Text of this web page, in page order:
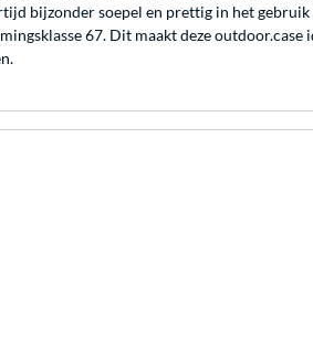
bijzonder soepel en prettig in het
67. Dit maakt deze